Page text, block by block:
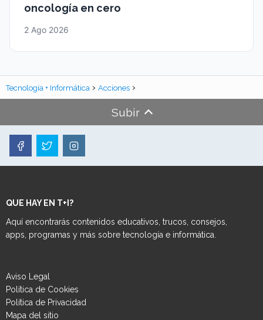
oncología en cero
2 Ago 2026
Tecnología + Informática Acciones
Subir
QUE HAY EN T+I?
Aquí encontrarás contenidos educativos, trucos, consejos,
apps, programas y más sobre tecnología e informática.
Aviso Legal
Política de Cookies
Política de Privacidad
Mapa del sitio